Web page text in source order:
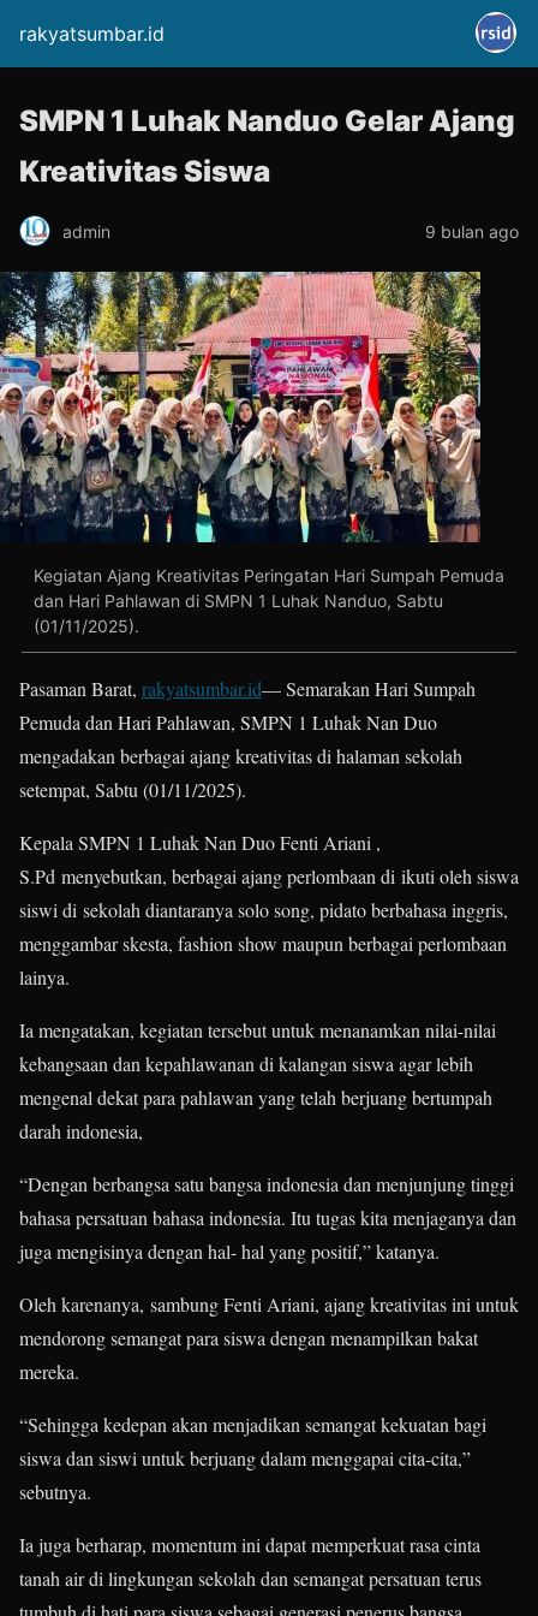
rakyatsumbar.id
SMPN 1 Luhak Nanduo Gelar Ajang
Kreativitas Siswa
admin 9 bulan ago
Kegiatan Ajang Kreativitas Peringatan Hari Sumpah Pemuda
dan Hari Pahlawan di SMPN 1 Luhak Nanduo, Sabtu
(01/11/2025).
Pasaman Barat, rakyatsumbar.id— Semarakan Hari Sumpah
Pemuda dan Hari Pahlawan, SMPN 1 Luhak Nan Duo
mengadakan berbagai ajang kreativitas di halaman sekolah
setempat, Sabtu (01/11/2025).
Kepala SMPN 1 Luhak Nan Duo Fenti Ariani ,
S.Pd menyebutkan, berbagai ajang perlombaan di ikuti oleh siswa
siswi di sekolah diantaranya solo song, pidato berbahasa inggris,
menggambar skesta, fashion show maupun berbagai perlombaan
lainya.
Ia mengatakan, kegiatan tersebut untuk menanamkan nilai-nilai
kebangsaan dan kepahlawanan di kalangan siswa agar lebih
mengenal dekat para pahlawan yang telah berjuang bertumpah
darah indonesia,
“Dengan berbangsa satu bangsa indonesia dan menjunjung tinggi
bahasa persatuan bahasa indonesia. Itu tugas kita menjaganya dan
juga mengisinya dengan hal- hal yang positif,” katanya.
Oleh karenanya, sambung Fenti Ariani, ajang kreativitas ini untuk
mendorong semangat para siswa dengan menampilkan bakat
mereka.
“Sehingga kedepan akan menjadikan semangat kekuatan bagi
siswa dan siswi untuk berjuang dalam menggapai cita-cita,”
sebutnya.
Ia juga berharap, momentum ini dapat memperkuat rasa cinta
tanah air di lingkungan sekolah dan semangat persatuan terus